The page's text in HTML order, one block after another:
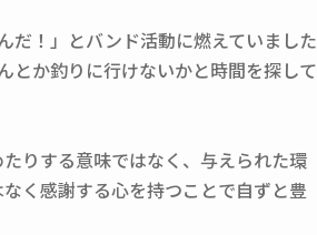
だ！」とバンド活動に燃えていました
とか釣りに行けないかと時間を探して
りする意味ではなく、与えられた環
く感謝する心を持つことで自ずと豊